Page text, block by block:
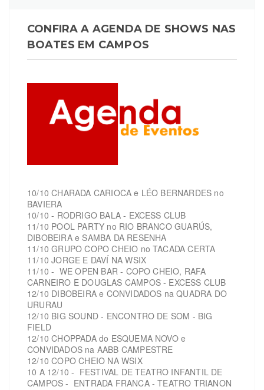
CONFIRA A AGENDA DE SHOWS NAS
BOATES EM CAMPOS
10/10 CHARADA CARIOCA e LÉO BERNARDES no
BAVIERA
10/10 - RODRIGO BALA - EXCESS CLUB
11/10 POOL PARTY no RIO BRANCO GUARÚS,
DIBOBEIRA e SAMBA DA RESENHA
11/10 GRUPO COPO CHEIO no TACADA CERTA
11/10 JORGE E DAVÍ NA WSIX
11/10 - WE OPEN BAR - COPO CHEIO, RAFA
CARNEIRO E DOUGLAS CAMPOS - EXCESS CLUB
12/10 DIBOBEIRA e CONVIDADOS na QUADRA DO
URURAU
12/10 BIG SOUND - ENCONTRO DE SOM - BIG
FIELD
12/10 CHOPPADA do ESQUEMA NOVO e
CONVIDADOS na AABB CAMPESTRE
12/10 COPO CHEIO NA WSIX
10 A 12/10 - FESTIVAL DE TEATRO INFANTIL DE
CAMPOS - ENTRADA FRANCA - TEATRO TRIANON